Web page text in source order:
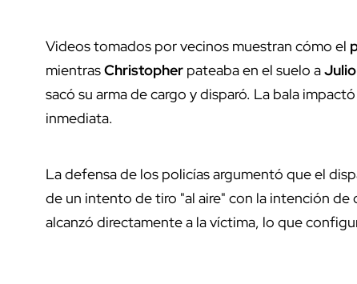
Videos tomados por vecinos muestran cómo el
mientrasChristopher pateaba en el suelo a
sacó su arma de cargo y disparó. La bala
inmediata.
La defensa de los policías argumentó que el
de un intento de tiro "al aire" con la intención de
alcanzó directamente a la víctima, lo que